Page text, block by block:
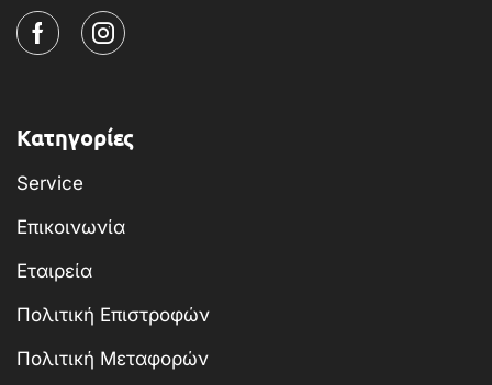
Κατηγορίες
Service
Επικοινωνία
Εταιρεία
Πολιτική Επιστροφών
Πολιτική Μεταφορών